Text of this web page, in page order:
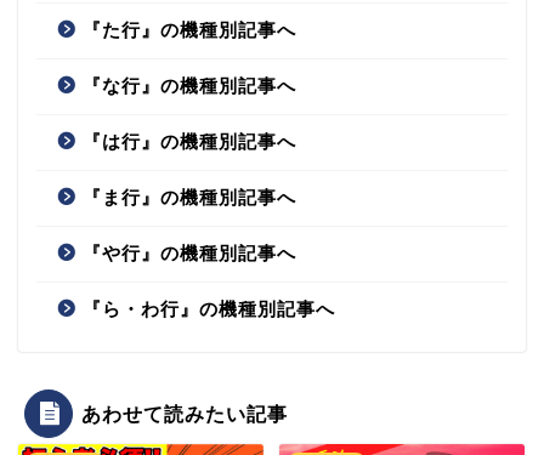
『た行』の機種別記事へ
『な行』の機種別記事へ
『は行』の機種別記事へ
『ま行』の機種別記事へ
『や行』の機種別記事へ
『ら・わ行』の機種別記事へ
あわせて読みたい記事